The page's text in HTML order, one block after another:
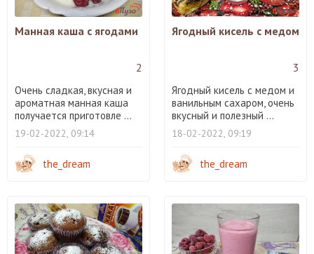
Манная каша с ягодами
2
Очень сладкая, вкусная и
ароматная манная каша
получается приготовле ...
19-02-2022, 09:14
the_dream
Ягодный кисель с медом
3
Ягодный кисель с медом и
ванильным сахаром, очень
вкусный и полезный ...
18-02-2022, 09:19
the_dream